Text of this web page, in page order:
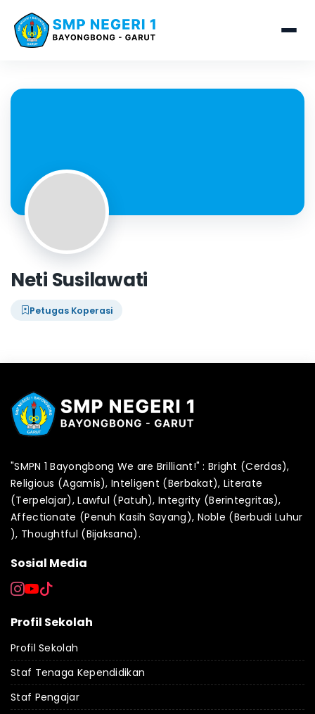
Neti Susilawati
Petugas Koperasi
"SMPN 1 Bayongbong We are Brilliant!" : Bright (Cerdas),
Religious (Agamis), Inteligent (Berbakat), Literate
(Terpelajar), Lawful (Patuh), Integrity (Berintegritas),
Affectionate (Penuh Kasih Sayang), Noble (Berbudi Luhur
), Thoughtful (Bijaksana).
Sosial Media
Profil Sekolah
Profil Sekolah
Staf Tenaga Kependidikan
Staf Pengajar